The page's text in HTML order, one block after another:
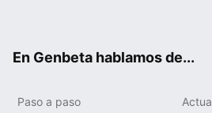
En Genbeta hablamos de...
Paso a paso